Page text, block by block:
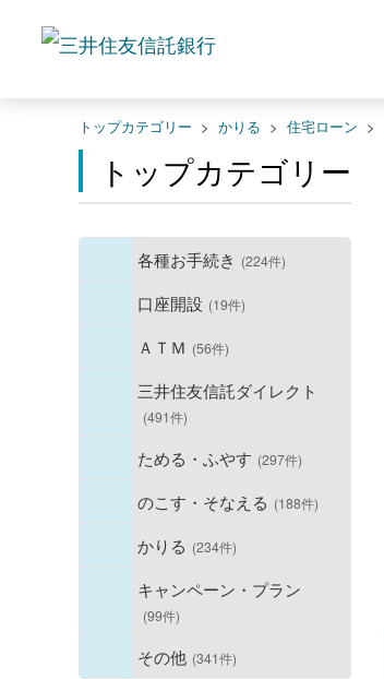
トップカテゴリー > かりる > 住宅ローン >
トップカテゴリー
各種お手続き (224件)
口座開設 (19件)
ＡＴＭ (56件)
三井住友信託ダイレクト
(491件)
ためる・ふやす (297件)
のこす・そなえる (188件)
かりる (234件)
キャンペーン・プラン
(99件)
その他 (341件)